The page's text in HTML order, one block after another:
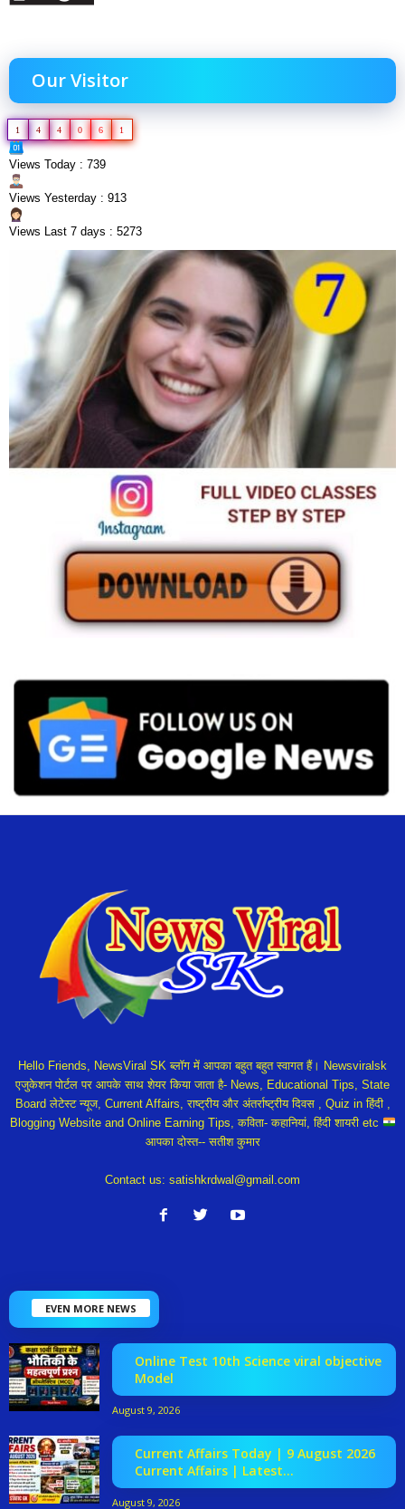
Our Visitor
1 4 4 0 6 1
Views Today : 739
Views Yesterday : 913
Views Last 7 days : 5273
Hello Friends, NewsViral SK ब्लॉग में आपका बहुत बहुत स्वागत हैं। Newsviralsk
एजुकेशन पोर्टल पर आपके साथ शेयर किया जाता है- News, Educational Tips, State
Board लेटेस्ट न्यूज, Current Affairs, राष्ट्रीय और अंतर्राष्ट्रीय दिवस , Quiz in हिंदी ,
Blogging Website and Online Earning Tips, कविता- कहानियां, हिंदी शायरी etc
आपका दोस्त-- सतीश कुमार
Contact us: satishkrdwal@gmail.com
EVEN MORE NEWS
Online Test 10th Science viral objective
Model
August 9, 2026
Current Affairs Today | 9 August 2026
Current Affairs | Latest...
August 9, 2026